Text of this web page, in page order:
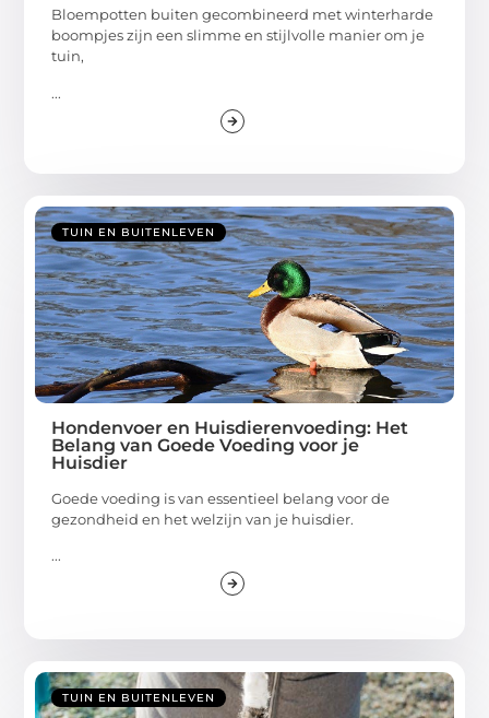
Bloempotten buiten gecombineerd met winterharde
boompjes zijn een slimme en stijlvolle manier om je
tuin,
...
TUIN EN BUITENLEVEN
Hondenvoer en Huisdierenvoeding: Het
Belang van Goede Voeding voor je
Huisdier
Goede voeding is van essentieel belang voor de
gezondheid en het welzijn van je huisdier.
...
TUIN EN BUITENLEVEN